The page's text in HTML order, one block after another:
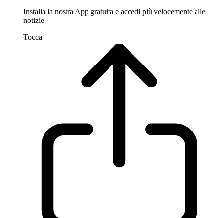
Installa la nostra App gratuita e accedi più velocemente alle
notizie
Tocca